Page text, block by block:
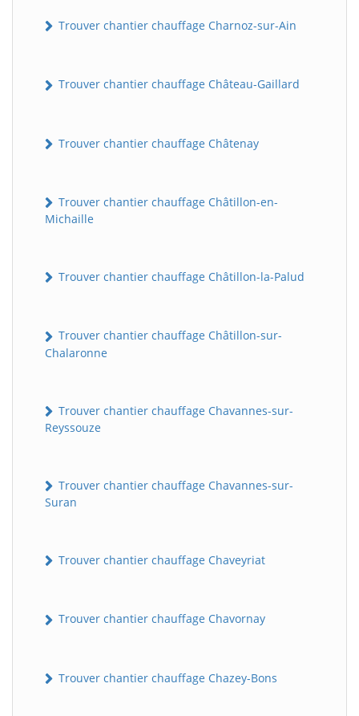
Trouver chantier chauffage Charnoz-sur-Ain
Trouver chantier chauffage Château-Gaillard
Trouver chantier chauffage Châtenay
Trouver chantier chauffage Châtillon-en-
Michaille
Trouver chantier chauffage Châtillon-la-Palud
Trouver chantier chauffage Châtillon-sur-
Chalaronne
Trouver chantier chauffage Chavannes-sur-
Reyssouze
Trouver chantier chauffage Chavannes-sur-
Suran
Trouver chantier chauffage Chaveyriat
Trouver chantier chauffage Chavornay
Trouver chantier chauffage Chazey-Bons